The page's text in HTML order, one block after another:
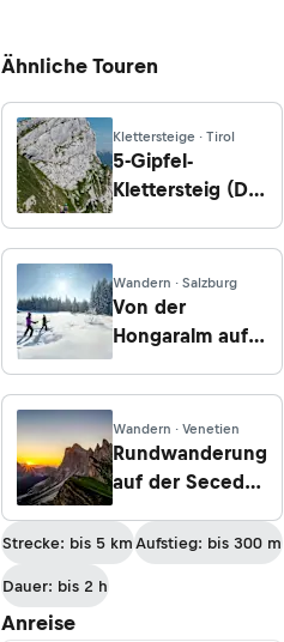
Ähnliche Touren
Klettersteige · Tirol
5-Gipfel-
Klettersteig (D),
Wandern · Salzburg
Von der
Hongaralm auf
Wandern · Venetien
Rundwanderung
auf der Seceda
Bergstation der
Col-Raiser-
Strecke: bis 5 km Aufstieg: bis 300 m
Dauer: bis 2 h
Anreise